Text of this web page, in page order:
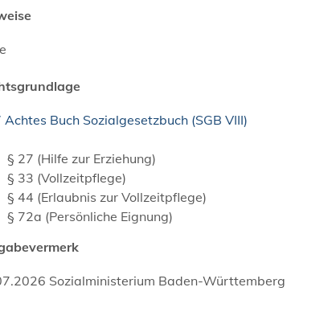
Achtes Buch Sozialgesetzbuch (SGB VIII)
§ 27 (Hilfe zur Erziehung)
§ 33 (Vollzeitpflege)
§ 44 (Erlaubnis zur Vollzeitpflege)
§ 72a (Persönliche Eignung)
Sozialministerium Baden-Württemberg